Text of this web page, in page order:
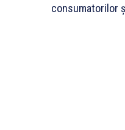
consumatorilor